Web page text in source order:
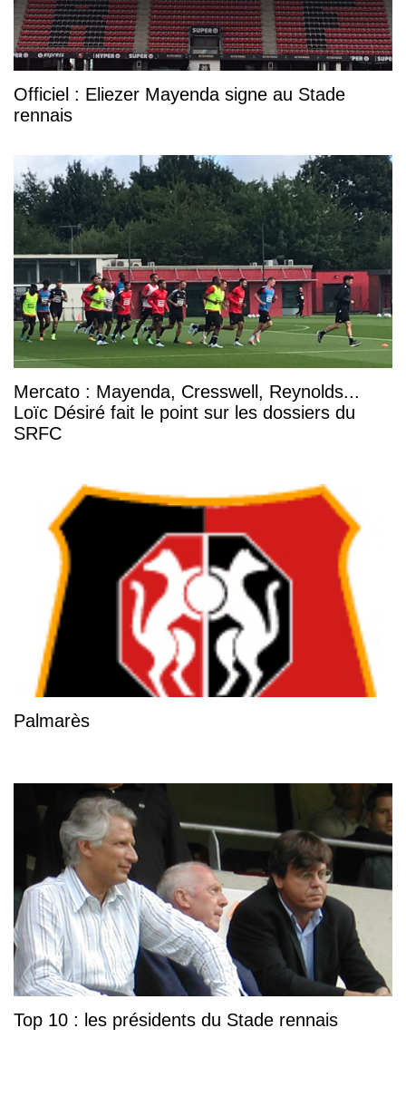
Officiel : Eliezer Mayenda signe au Stade
rennais
Mercato : Mayenda, Cresswell, Reynolds...
Loïc Désiré fait le point sur les dossiers du
SRFC
Palmarès
Top 10 : les présidents du Stade rennais